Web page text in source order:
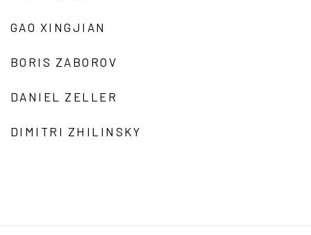
GAO XINGJIAN
BORIS ZABOROV
DANIEL ZELLER
DIMITRI ZHILINSKY